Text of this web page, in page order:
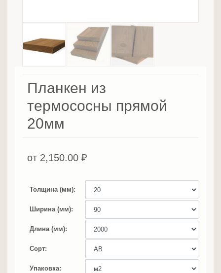
Планкен из
термососны прямой
20мм
от 2,150.00 ₽
Толщина (мм)
Ширина (мм)
Длина (мм)
Сорт
Упаковка